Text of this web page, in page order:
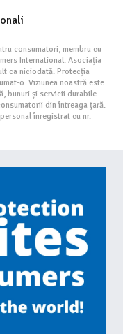
consumatori, membru cu
International. Asociația
ca niciodată. Protecția
o. Viziunea noastră este
bunuri și servicii durabile.
din întreaga țară.
înregistrat cu nr.